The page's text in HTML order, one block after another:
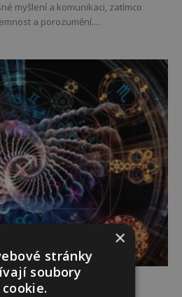
myšlení a komunikaci, zatímco
a porozumění....
6. – 7. 6.
×
stránky
soubory
cookie.